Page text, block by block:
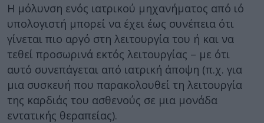
Η μόλυνση ενός ιατρικού μηχανήματος από ιό
υπολογιστή μπορεί να έχει έως συνέπεια ότι
γίνεται πιο αργό στη λειτουργία του ή και να
τεθεί προσωρινά εκτός λειτουργίας – με ότι
αυτό συνεπάγεται από ιατρική άποψη (π.χ. για
μια συσκευή που παρακολουθεί τη λειτουργία
της καρδιάς του ασθενούς σε μια μονάδα
εντατικής θεραπείας).